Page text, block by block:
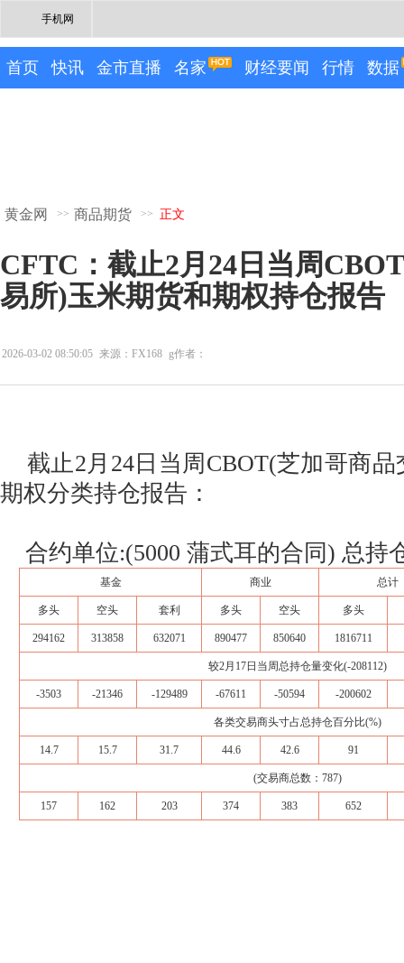
手机网
首页 快讯 金市直播 名家 财经要闻 行情 数据
黄金网 >> 商品期货 >> 正文
CFTC：截止2月24日当周
易所)玉米期货和期权持仓报告
2026-03-02 08:50:05 来源：FX168 g作者：
截止2月24日当周CBOT(芝加哥商品
期权分类持仓报告：
合约单位:(5000 蒲式耳的合同) 总持
基金 商业 总计
多头 空头 套利 多头 空头 多头
294162 313858 632071 890477 850640 1816711
较2月17日当周总持仓量变化(-208112)
-3503 -21346 -129489 -67611 -50594 -200602
各类交易商头寸占总持仓百分比(%)
14.7 15.7 31.7 44.6 42.6 91
(交易商总数：787)
157 162 203 374 383 652